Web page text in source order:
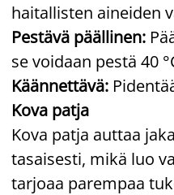
haitallisten aineiden
Pestävä päällinen:
se voidaan pestä 40
Käännettävä:
Kova patja
Kova patja auttaa
tasaisesti, mikä luo
tarjoaa parempaa